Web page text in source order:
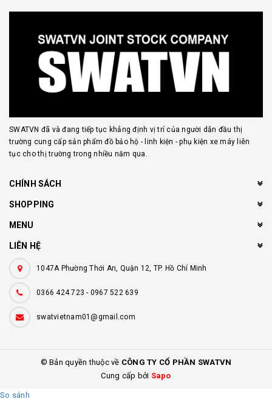
SWATVN đã và đang tiếp tục khẳng định vị trí của người dẫn đầu thị
trường cung cấp sản phẩm đồ bảo hộ - linh kiện - phụ kiện xe máy liên
tục cho thị trường trong nhiều năm qua.
CHÍNH SÁCH
SHOPPING
MENU
LIÊN HỆ
1047A Phường Thới An, Quận 12, TP. Hồ Chí Minh
0366 424 723 - 0967 522 639
swatvietnam01@gmail.com
© Bản quyền thuộc về CÔNG TY CỔ PHẦN SWATVN
Cung cấp bởi Sapo
So sánh